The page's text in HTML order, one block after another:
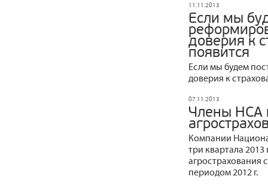
11.11.2013
Если мы
доверия к
появится
Если мы будем
доверия к
07.11.2013
Члены НСА
Компании
три квартала
агрострахования
периодом 2012 г.